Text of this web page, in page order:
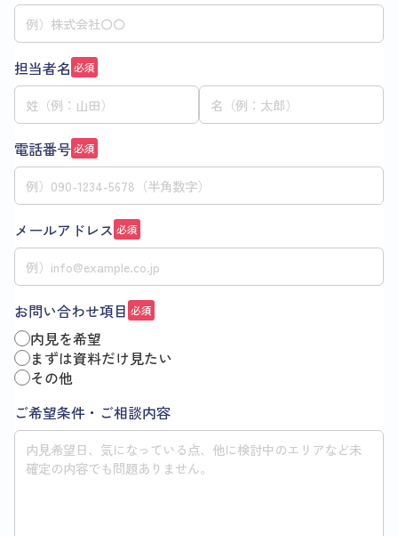
担当者名 必須
電話番号必須
メールアドレス 必須
お問い合わせ項目 必須
内見を希望
まずは資料だけ見たい
その他
ご希望条件・ご相談内容